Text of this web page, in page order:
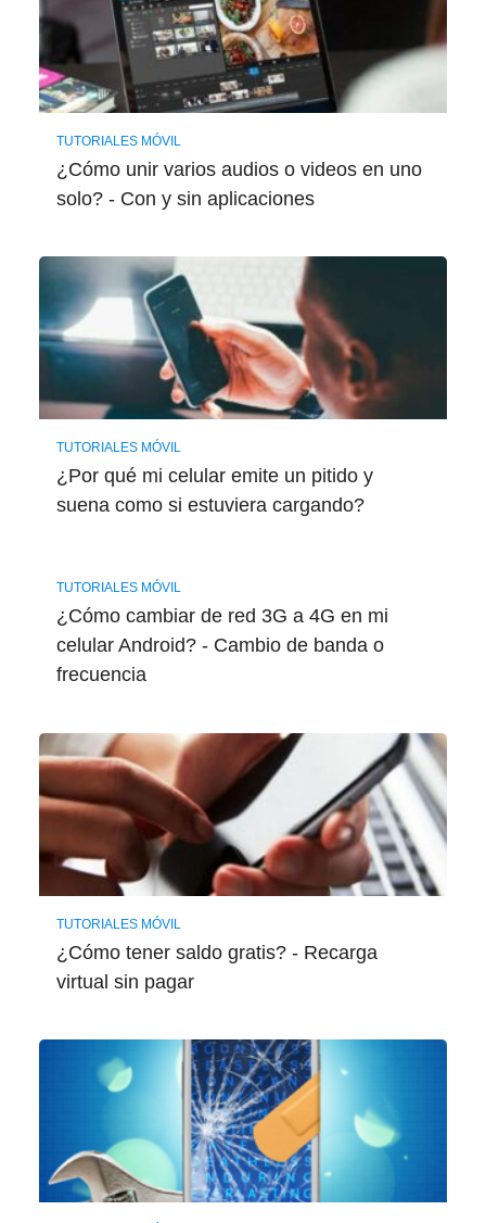
TUTORIALES MÓVIL
¿Cómo unir varios audios o videos en uno
solo? - Con y sin aplicaciones
TUTORIALES MÓVIL
¿Por qué mi celular emite un pitido y
suena como si estuviera cargando?
TUTORIALES MÓVIL
¿Cómo cambiar de red 3G a 4G en mi
celular Android? - Cambio de banda o
frecuencia
TUTORIALES MÓVIL
¿Cómo tener saldo gratis? - Recarga
virtual sin pagar